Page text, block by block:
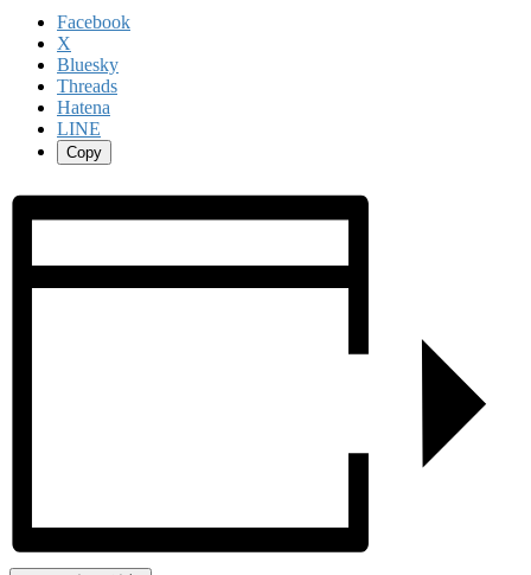
Facebook
X
Bluesky
Threads
Hatena
LINE
Copy